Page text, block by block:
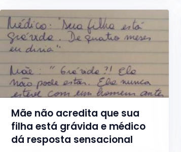
Mãe não acredita que sua
filha está grávida e médico
dá resposta sensacional